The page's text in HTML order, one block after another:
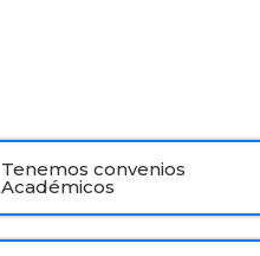
Tenemos convenios
Académicos